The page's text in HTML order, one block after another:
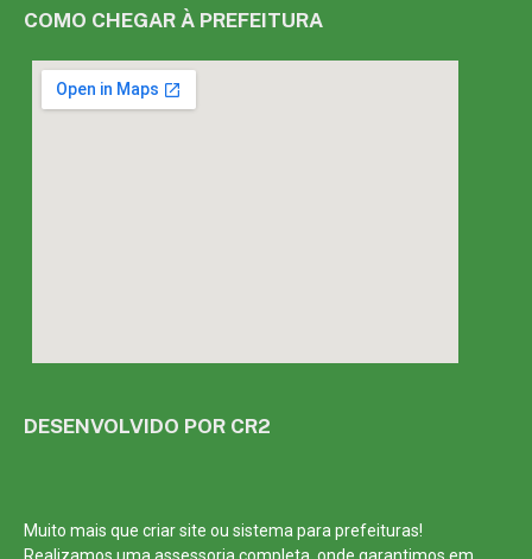
COMO CHEGAR À PREFEITURA
DESENVOLVIDO POR CR2
Muito mais que criar site ou sistema para prefeituras!